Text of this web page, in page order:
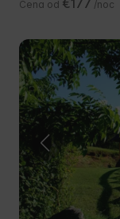
Cena od /noc